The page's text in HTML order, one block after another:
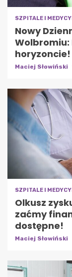
SZPITALE I
Nowy
Wolbromiu:
horyzoncie!
Maciej Słowiński
SZPITALE I
Olkusz
zaćmy
dostępne!
Maciej Słowiński